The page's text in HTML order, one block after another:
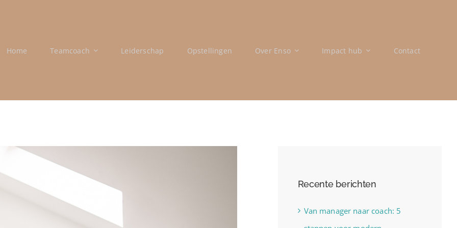
Home Teamcoach Leiderschap Opstellingen Over Enso Impact hub Contact
Recente berichten
Van manager naar coach: 5